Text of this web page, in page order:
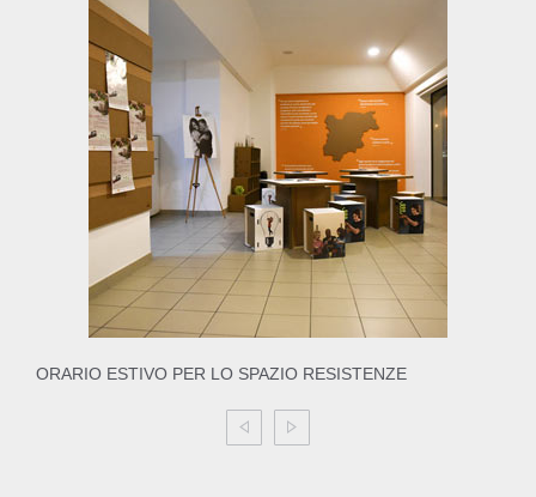
ORARIO ESTIVO PER LO SPAZIO RESISTENZE